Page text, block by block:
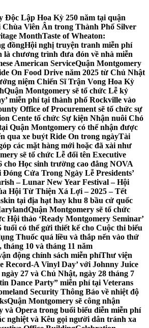
Độc Lập Hoa Kỳ 250 năm tại quận
Viên Ân trong Thành Phố Silver
MonthTaste of Wheaton:
đồngHội nghị truyện tranh miễn phí
là chương trình đưa đón về nhà miễn
American ServiceQuận Montgomery
On Food Drive năm 2025 từ Chủ Nhật
niệm Chiến Sĩ Trận Vong Hoa Kỳ
Quận Montgomery sẽ tổ chức Lễ kỷ
miễn phí tại thành phố Rockville vào
Office of Procurement sẽ tổ chức sự
Cente tổ chức Sự kiện Nhận nuôi Chó
Quận Montgomery có thể nhận được
qua xe buýt Ride On trong ngàyTài
các mặt hàng mới hoặc đã xài như
sẽ tổ chức Lễ đổi tên Executive
cho Học sinh trường cao đẳng NOVA
Cửa Trong Ngày Lễ Presidents’
– Lunar New Year Festival – Hội
Hội Từ Thiện Xá Lợi – 2025 – Tết
tại địa hạt hay khu 8 bầu cử quốc
Quận Montgomery sẽ tổ chức
Hội thảo ‘Ready Montgomery Seminar’
có thể gửi thiết kế cho Cuộc thi biểu
Thuốc quá liều và thắp nến vào thứ
10 và tháng 11 năm
động chính sách miễn phíThư viện
A Vinyl Day’ với Johnny Juice
27 và Chủ Nhật, ngày 28 tháng 7
Dance Party” miễn phí tại Veterans
Security Thông Báo về nhiệt độ
Quận Montgomery sẽ công nhận
và Opera trong buổi biểu diễn miễn phí
nghiệt và Kêu gọi người dân tránh xa